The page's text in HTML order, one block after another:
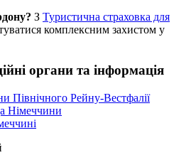
З Туристична страховка для
комплексним захистом у
органи та інформація
Північного Рейну-Вестфалії
Німеччини